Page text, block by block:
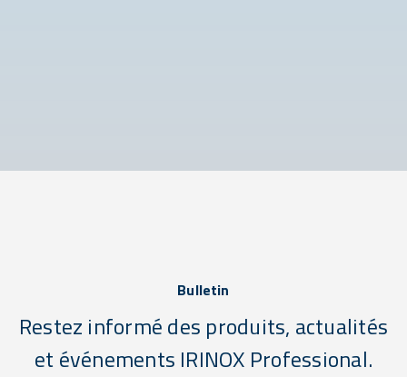
Bulletin
Restez informé des produits, actualités
et événements IRINOX Professional.